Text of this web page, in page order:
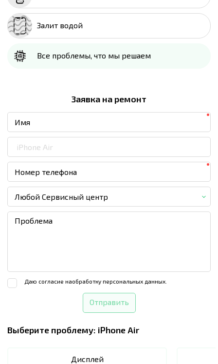
Залит водой
Все проблемы, что мы решаем
Заявка на ремонт
Любой Сервисный центр
Даю согласие наобработку персональных данных.
Отправить
Выберите проблему: iPhone Air
Дисплей